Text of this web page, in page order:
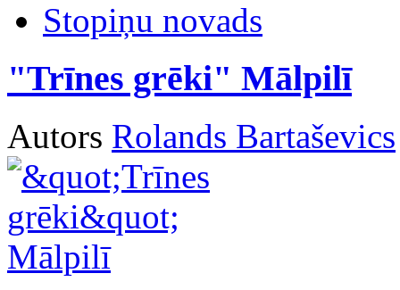
Stopiņu novads
"Trīnes grēki" Mālpilī
Autors Rolands Bartaševics